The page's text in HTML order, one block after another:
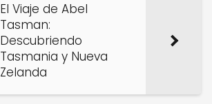
El Viaje de Abel
Tasman:
Descubriendo
Tasmania y Nueva
Zelanda